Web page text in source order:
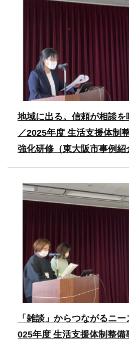
地域に出る。信頼が相談を
／2025年度 生活支援体制
強化研修（東大阪市事例紹
「雑談」からつながるニ
025年度 生活支援体制整